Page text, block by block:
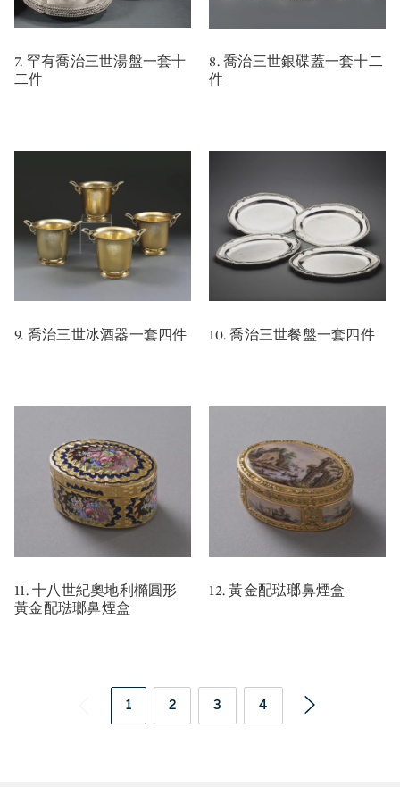
7. 罕有喬治三世湯盤一套十
二件
8. 喬治三世銀碟蓋一套十二
件
9. 喬治三世冰酒器一套四件 10. 喬治三世餐盤一套四件
11. 十八世紀奧地利橢圓形
黃金配琺瑯鼻煙盒
12. 黃金配琺瑯鼻煙盒
1 2 3 4